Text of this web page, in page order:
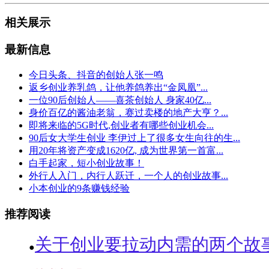
相关展示
最新信息
今日头条、抖音的创始人张一鸣
返乡创业养乳鸽，让他养鸽养出“金凤凰”...
一位90后创始人——喜茶创始人 身家40亿...
身价百亿的酱油老翁，赛过卖楼的地产大亨？...
即将来临的5G时代,创业者有哪些创业机会...
90后女大学生创业 李伊过上了很多女生向往的生...
用20年将资产变成1620亿, 成为世界第一首富...
白手起家，短小创业故事！
外行人入门，内行人跃迁，一个人的创业故事...
小本创业的9条赚钱经验
推荐阅读
●关于创业要拉动内需的两个故